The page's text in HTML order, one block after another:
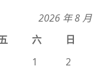
2026 年 8 月
六
日
1
2